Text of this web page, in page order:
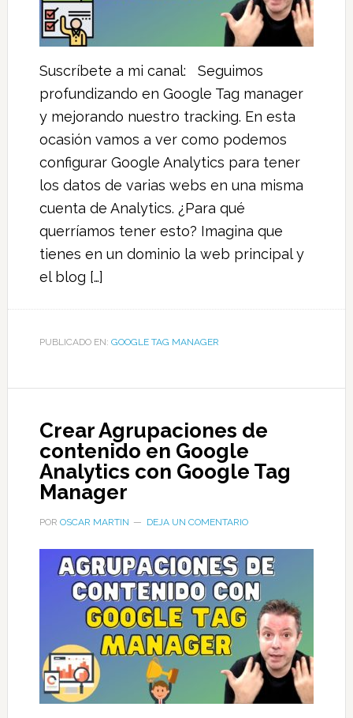
Suscríbete a mi canal: Seguimos
profundizando en Google Tag manager
y mejorando nuestro tracking. En esta
ocasión vamos a ver como podemos
configurar Google Analytics para tener
los datos de varias webs en una misma
cuenta de Analytics. ¿Para qué
querríamos tener esto? Imagina que
tienes en un dominio la web principal y
el blog […]
PUBLICADO EN: GOOGLE TAG MANAGER
Crear Agrupaciones de
contenido en Google
Analytics con Google Tag
Manager
POR OSCAR MARTIN DEJA UN COMENTARIO